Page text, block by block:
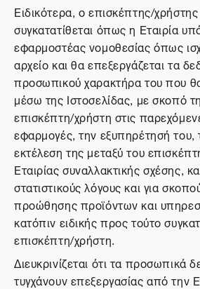
Ειδικότερα, ο επισκέπτης/
συγκατατίθεται όπως η Εταιρία
εφαρμοστέας νομοθεσίας όπως
αρχείο και θα επεξεργάζεται τα
προσωπικού χαρακτήρα του που
μέσω της Ιστοσελίδας, με σκοπό
επισκέπτη/χρήστη στις
εφαρμογές, την εξυπηρέτησή του,
εκτέλεση της μεταξύ του
Εταιρίας συναλλακτικής σχέσης,
στατιστικούς λόγους και για
προώθησης προϊόντων και
κατόπιν ειδικής προς τούτο
επισκέπτη/χρήστη.
Διευκρινίζεται ότι τα προσωπικά
τυγχάνουν επεξεργασίας από την